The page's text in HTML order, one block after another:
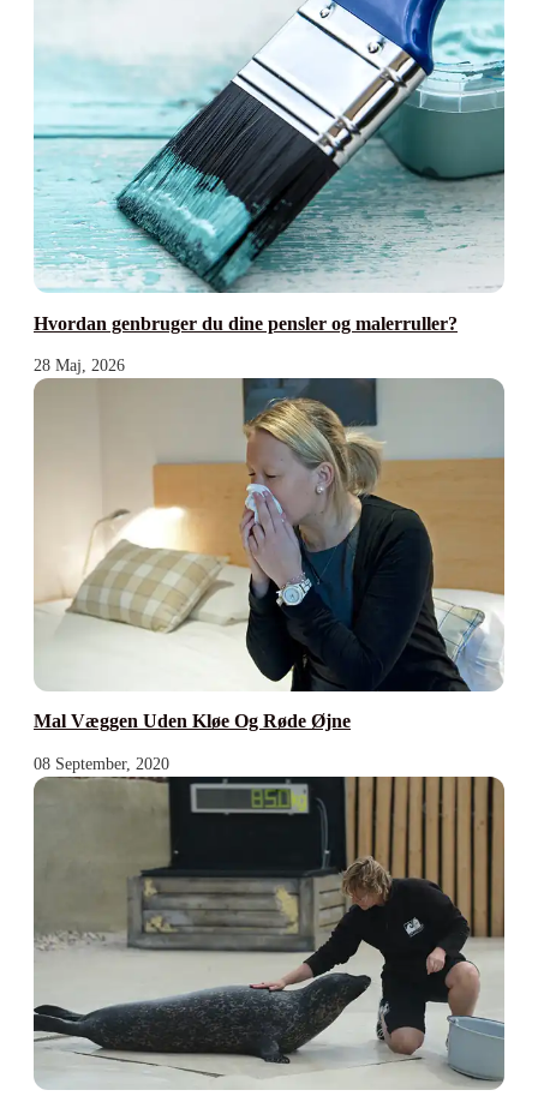
Hvordan genbruger du dine pensler og malerruller?
28 Maj, 2026
Mal Væggen Uden Kløe Og Røde Øjne
08 September, 2020